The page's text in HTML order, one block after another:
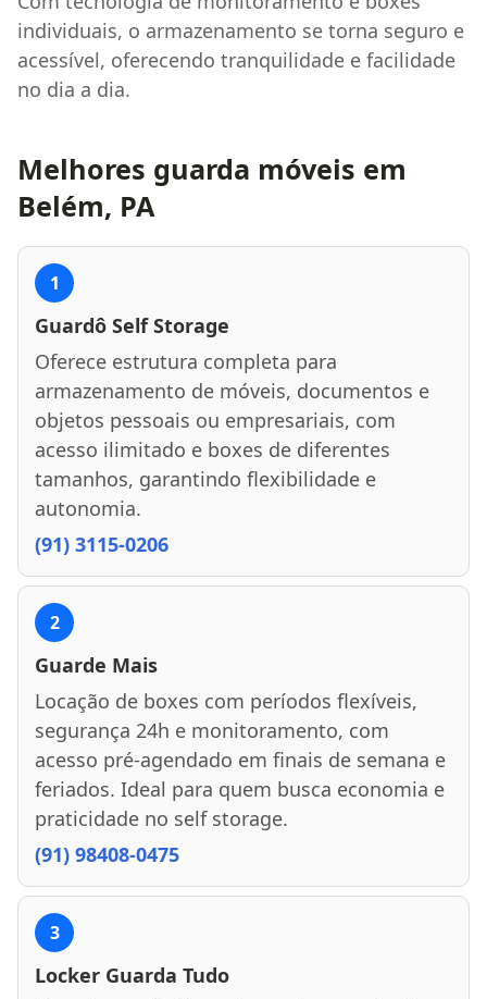
individuais, o armazenamento se torna seguro e
acessível, oferecendo tranquilidade e facilidade
no dia a dia.
Melhores guarda móveis em
Belém, PA
1
Guardô Self Storage
Oferece estrutura completa para
armazenamento de móveis, documentos e
objetos pessoais ou empresariais, com
acesso ilimitado e boxes de diferentes
tamanhos, garantindo flexibilidade e
autonomia.
(91) 3115-0206
2
Guarde Mais
Locação de boxes com períodos flexíveis,
segurança 24h e monitoramento, com
acesso pré-agendado em finais de semana e
feriados. Ideal para quem busca economia e
praticidade no self storage.
(91) 98408-0475
3
Locker Guarda Tudo